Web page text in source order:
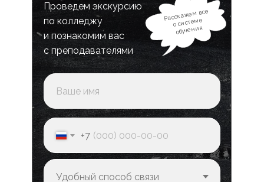
Проведем экскурсию
по колледжу
и познакомим вас
с преподавателями
Расскажем все
о системе
обучения
+7